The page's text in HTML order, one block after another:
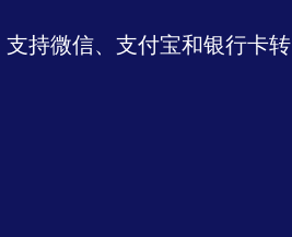
持微信、支付宝和银行卡转